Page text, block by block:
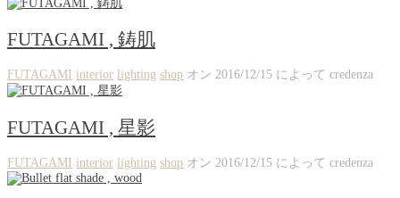
FUTAGAMI , 鋳肌
FUTAGAMI interior lighting shop オン 2016/12/15 によって credenza
FUTAGAMI , 星影
FUTAGAMI interior lighting shop オン 2016/12/15 によって credenza